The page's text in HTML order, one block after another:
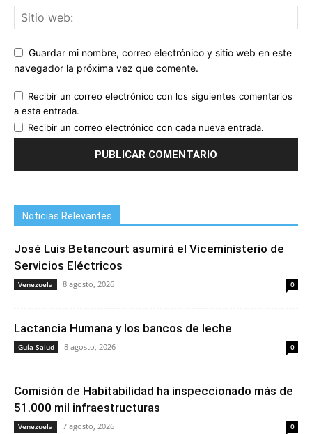
Guardar mi nombre, correo electrónico y sitio web en este
navegador la próxima vez que comente.
Recibir un correo electrónico con los siguientes comentarios
a esta entrada.
Recibir un correo electrónico con cada nueva entrada.
Noticias Relevantes
José Luis Betancourt asumirá el Viceministerio de
Servicios Eléctricos
Venezuela 8 agosto, 2026 0
Lactancia Humana y los bancos de leche
Guía Salud 8 agosto, 2026 0
Comisión de Habitabilidad ha inspeccionado más de
51.000 mil infraestructuras
Venezuela 7 agosto, 2026 0